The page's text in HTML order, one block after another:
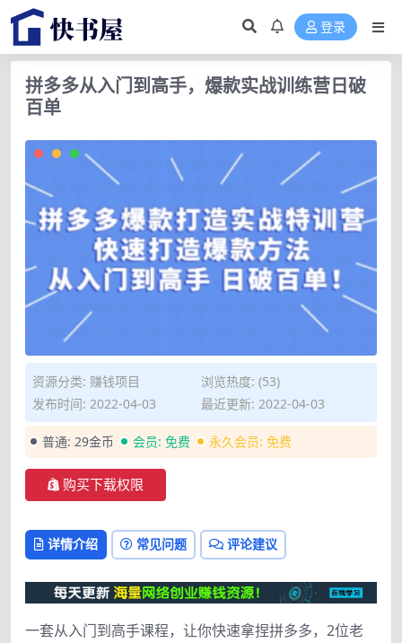
登录
拼多多从入门到高手，爆款实战训练营日破
百单
资源分类: 赚钱项目
浏览热度: (53)
发布时间: 2022-04-03
最近更新: 2022-04-03
普通: 29金币 会员: 免费 永久会员: 免费
购买下载权限
详情介绍 常见问题 评论建议
一套从入门到高手课程，让你快速拿捏拼多多，2位老